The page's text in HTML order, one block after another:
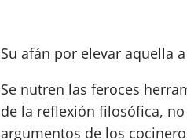
Su afán por elevar aquella
Se nutren las feroces
de la reflexión filosófica,
argumentos de los